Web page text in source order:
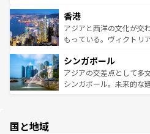
とつ。フォーやバインミ
ひ現地で味わいたい。ど
が旅行者を迎えてくれる
参照してほしい。
の活気が交差している。
帯で自然と触れ合い、南
いビーチでリゾート気分
激する。気候は一年中温
が待っている。親しみや
た文化、そして多様な観
香港
アジアと西洋の文化が交
もっている。ヴィクトリ
み、どこを訪れても感動
ており、効率よく見どこ
うな絶景から文化的な体
シンガポール
アジアの交差点として多
シンガポール。未来的な
国と地域